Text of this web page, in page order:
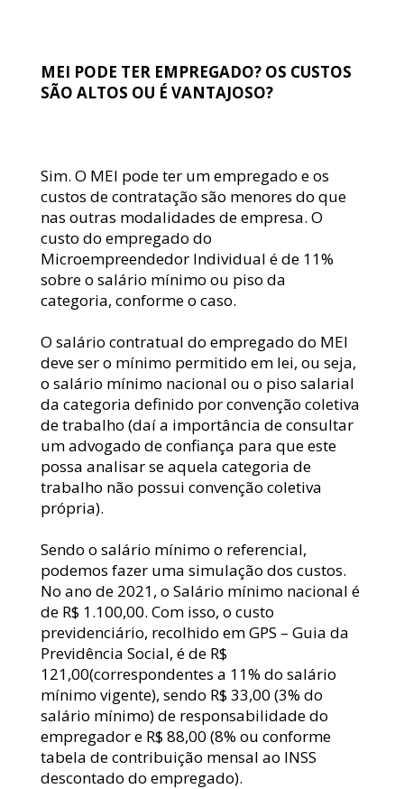
MEI PODE TER EMPREGADO? OS CUSTOS
SÃO ALTOS OU É VANTAJOSO?
Sim. O MEI pode ter um empregado e os
custos de contratação são menores do que
nas outras modalidades de empresa. O
custo do empregado do
Microempreendedor Individual é de 11%
sobre o salário mínimo ou piso da
categoria, conforme o caso.
O salário contratual do empregado do MEI
deve ser o mínimo permitido em lei, ou seja,
o salário mínimo nacional ou o piso salarial
da categoria definido por convenção coletiva
de trabalho (daí a importância de consultar
um advogado de confiança para que este
possa analisar se aquela categoria de
trabalho não possui convenção coletiva
própria).
Sendo o salário mínimo o referencial,
podemos fazer uma simulação dos custos.
No ano de 2021, o Salário mínimo nacional é
de R$ 1.100,00. Com isso, o custo
previdenciário, recolhido em GPS – Guia da
Previdência Social, é de R$
121,00(correspondentes a 11% do salário
mínimo vigente), sendo R$ 33,00 (3% do
salário mínimo) de responsabilidade do
empregador e R$ 88,00 (8% ou conforme
tabela de contribuição mensal ao INSS
descontado do empregado).